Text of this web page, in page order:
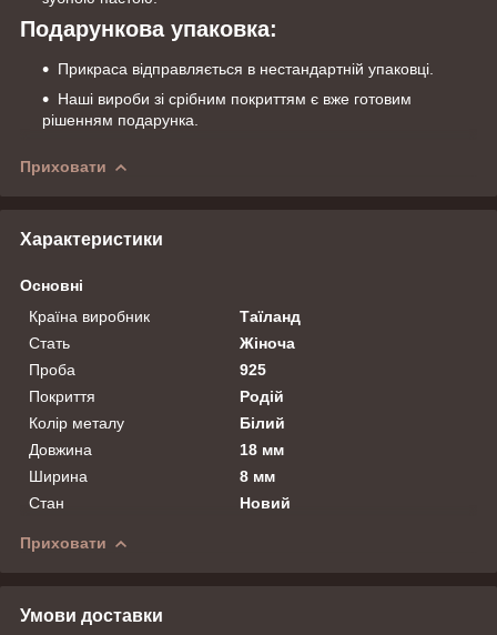
Подарункова упаковка:
Прикраса відправляється в нестандартній упаковці.
Наші вироби зі срібним покриттям є вже готовим
рішенням подарунка.
Приховати
Характеристики
Основні
Країна виробник
Таїланд
Стать
Жіноча
Проба
925
Покриття
Родій
Колір металу
Білий
Довжина
18 мм
Ширина
8 мм
Стан
Новий
Приховати
Умови доставки